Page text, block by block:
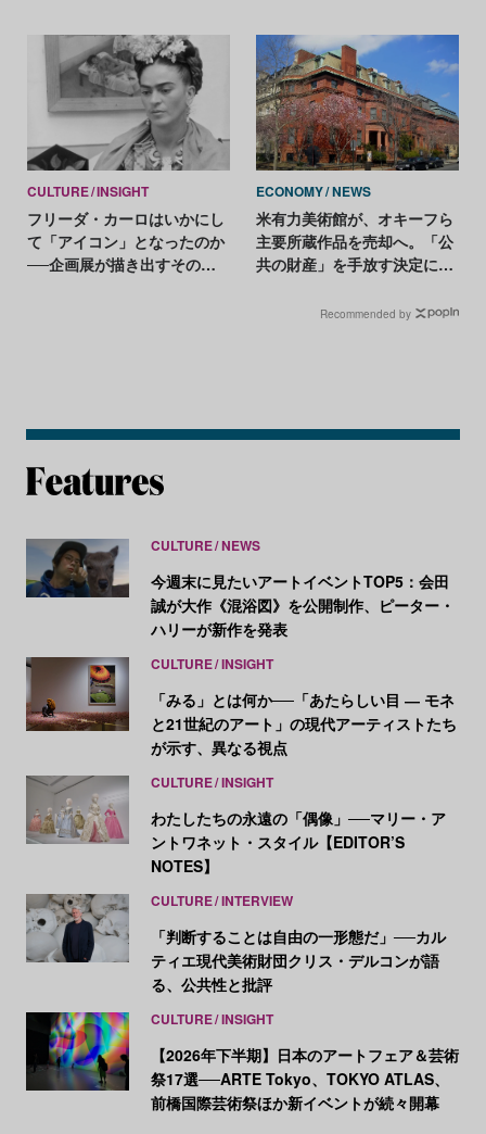
CULTURE INSIGHT
フリーダ・カーロはいかにし
て「アイコン」となったのか
──企画展が描き出すその軌
ECONOMY NEWS
米有力美術館が、オキーフら
主要所蔵作品を売却へ。「公
共の財産」を手放す決定にア
Recommended by
CULTURE NEWS
今週末に見たいアートイベントTOP5：会田
誠が大作《混浴図》を公開制作、ピーター・
ハリーが新作を発表
CULTURE INSIGHT
「みる」とは何か──「あたらしい目 ― モネ
と21世紀のアート」の現代アーティストたち
が示す、異なる視点
CULTURE INSIGHT
わたしたちの永遠の「偶像」──マリー・ア
ントワネット・スタイル【EDITOR’S
NOTES】
CULTURE INTERVIEW
「判断することは自由の一形態だ」──カル
ティエ現代美術財団クリス・デルコンが語
る、公共性と批評
CULTURE INSIGHT
【2026年下半期】日本のアートフェア＆芸術
祭17選──ARTE Tokyo、TOKYO ATLAS、
前橋国際芸術祭ほか新イベントが続々開幕